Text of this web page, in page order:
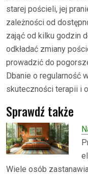
starej pościeli, jej
zależności od
zająć od kilku godzin
odkładać zmiany
prowadzić do
Dbanie o regularność
skuteczności terapii i
Sprawdź także
Wiele osób